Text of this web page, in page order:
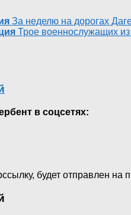
За неделю на дорогах
Трое военнослужащих
в соцсетях:
будет отправлен на